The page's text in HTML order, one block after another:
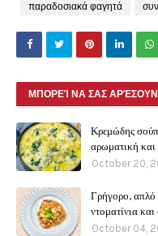
παραδοσιακά φαγητά
ΜΠΟΡΕΊ ΝΑ ΣΑΣ ΑΡΈΣΟΥΝ
Κρεμώδης
αρωματική και
October 20,
Γρήγορο, απλό
ντοματίνια
October 04,